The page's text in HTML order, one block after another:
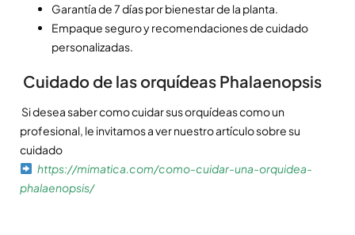
Garantía de 7 días por bienestar de la planta.
Empaque seguro y recomendaciones de cuidado
personalizadas.
Cuidado de las orquídeas Phalaenopsis
Si desea saber como cuidar sus orquídeas como un
profesional, le invitamos a ver nuestro artículo sobre su
cuidado
https://mimatica.com/como-cuidar-una-orquidea-
phalaenopsis/